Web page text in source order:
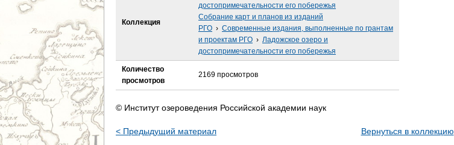
Коллекция
достопримечательности его побережья
Собрание карт и планов из изданий
РГО › Современные издания, выполненные по грантам
и проектам РГО › Ладожское озеро и
достопримечательности его побережья
Количество
просмотров
2169 просмотров
© Институт озероведения Российской академии наук
< Предыдущий материал Вернуться в коллекцию